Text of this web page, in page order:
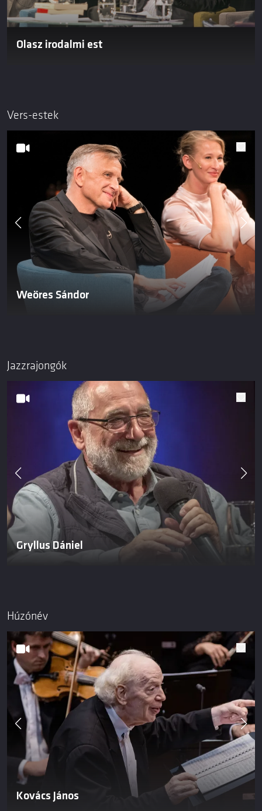
Olasz irodalmi est
Vers-estek
Weöres Sándor
Jazzrajongók
Gryllus Dániel
Húzónév
Kovács János